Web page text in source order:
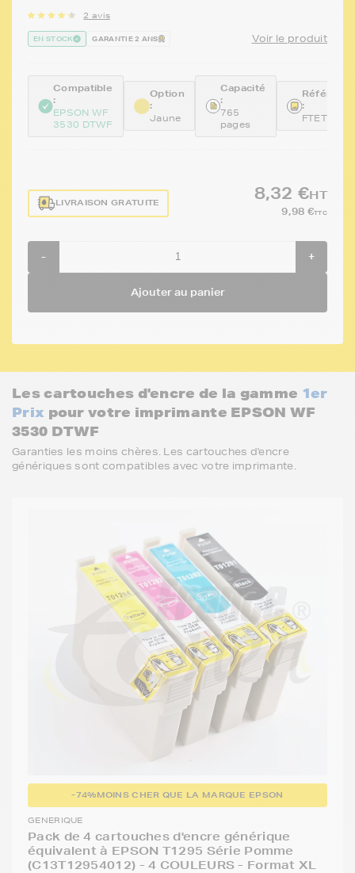
2 avis
EN STOCK GARANTIE 2 ANS Voir le produit
Compatible
:
EPSON WF
3530 DTWF
Option
:
Jaune
Capacité
:
765
pages
:
FTET1304
LIVRAISON GRATUITE
8,32 €HT
9,98 €TTC
- +
Ajouter au panier
Les cartouches d'encre de la gamme 1er
Prix pour votre imprimante EPSON WF
3530 DTWF
Garanties les moins chères. Les cartouches d'encre
génériques sont compatibles avec votre imprimante.
-74%MOINS CHER QUE LA MARQUE EPSON
GENERIQUE
Pack de 4 cartouches d'encre générique
équivalent à EPSON T1295 Série Pomme
(C13T12954012) - 4 COULEURS - Format XL